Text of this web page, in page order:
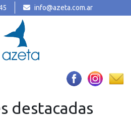
info@azeta.com.ar
destacadas